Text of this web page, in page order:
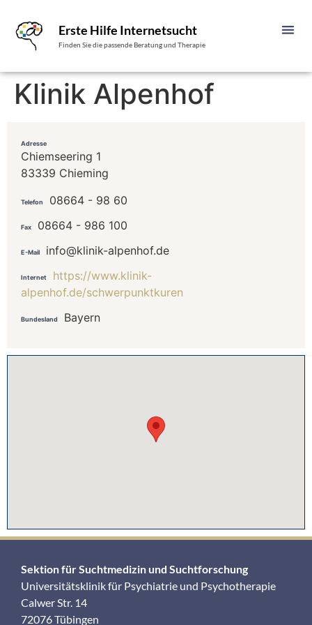
Erste Hilfe Internetsucht
Finden Sie die passende Beratung und Therapie
Klinik Alpenhof
Adresse
Chiemseering 1
83339 Chieming
Telefon 08664 - 98 60
Fax 08664 - 986 100
E-Mail info@klinik-alpenhof.de
Internet
https://www.klinik-
alpenhof.de/schwerpunktkuren
Bundesland Bayern
Sektion für Suchtmedizin und Suchtforschung
Universitätsklinik für Psychiatrie und Psychotherapie
Calwer Str. 14
72076 Tübingen